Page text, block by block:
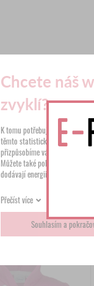
Chcete náš
zvyklí?
K tomu potřebujeme váš
těmto statistickým,
přizpůsobíme vám zobrazené
Můžete také pokračovat pouze
dodávají energii pro další
Přečíst více
Souhlasím a